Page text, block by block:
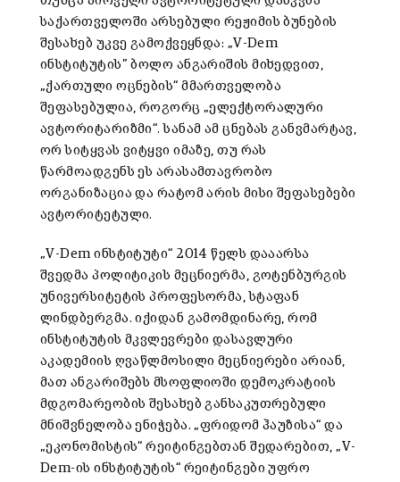
საქართველოში არსებული რეჟიმის ბუნების
შესახებ უკვე გამოქვეყნდა: „V-Dem
ინსტიტუტის” ბოლო ანგარიშის მიხედვით,
„ქართული ოცნების“ მმართველობა
შეფასებულია, როგორც „ელექტორალური
ავტორიტარიზმი“. სანამ ამ ცნებას განვმარტავ,
ორ სიტყვას ვიტყვი იმაზე, თუ რას
წარმოადგენს ეს არასამთავრობო
ორგანიზაცია და რატომ არის მისი შეფასებები
ავტორიტეტული.
„V-Dem ინსტიტუტი“ 2014 წელს დააარსა
შვედმა პოლიტიკის მეცნიერმა, გოტენბურგის
უნივერსიტეტის პროფესორმა, სტაფან
ლინდბერგმა. იქიდან გამომდინარე, რომ
ინსტიტუტის მკვლევრები დასავლური
აკადემიის ღვაწლმოსილი მეცნიერები არიან,
მათ ანგარიშებს მსოფლიოში დემოკრატიის
მდგომარეობის შესახებ განსაკუთრებული
მნიშვნელობა ენიჭება. „ფრიდომ ჰაუზისა“ და
„ეკონომისტის“ რეიტინგებთან შედარებით, „V-
Dem-ის ინსტიტუტის“ რეიტინგები უფრო